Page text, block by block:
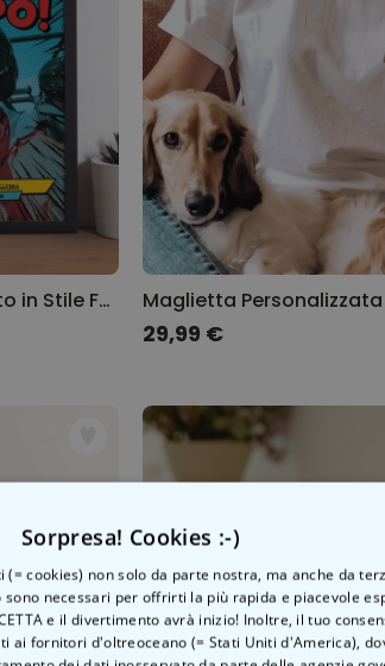
Poster Personalizzato in Stile Fumetto
29,99 €
Sorpresa! Cookies :-)
cookies) non solo da parte nostra, ma anche da
necessari per offrirti la più rapida e piacevole
e il divertimento avrà inizio! Inoltre, il tuo
ai fornitori d'oltreoceano (= Stati Uniti d'America),